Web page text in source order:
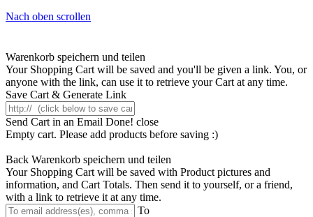
Nach oben scrollen
Warenkorb speichern und teilen
Your Shopping Cart will be saved and you'll be given a link. You, or
anyone with the link, can use it to retrieve your Cart at any time.
Save Cart & Generate Link
Send Cart in an Email Done! close
Empty cart. Please add products before saving :)
Back Warenkorb speichern und teilen
Your Shopping Cart will be saved with Product pictures and
information, and Cart Totals. Then send it to yourself, or a friend,
with a link to retrieve it at any time.
To